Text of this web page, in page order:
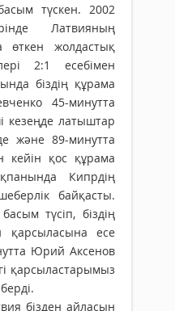
түскен. 2002
Латвияның
өткен жолдастық
2:1 есебімен
біздің құрама
45-минутта
кезеңде латыштар
және 89-минутта
кейін қос құрама
Кипрдің
байқасты.
түсіп, біздің
қарсыласына есе
Юрий Аксенов
қарсыластарымыз
бізден айласын